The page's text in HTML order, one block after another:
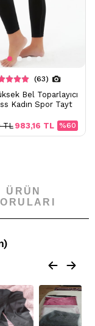
(63)
Bel Toparlayıcı
Kadın Spor Tayt
%60
983,16 TL
TL
ÜRÜN